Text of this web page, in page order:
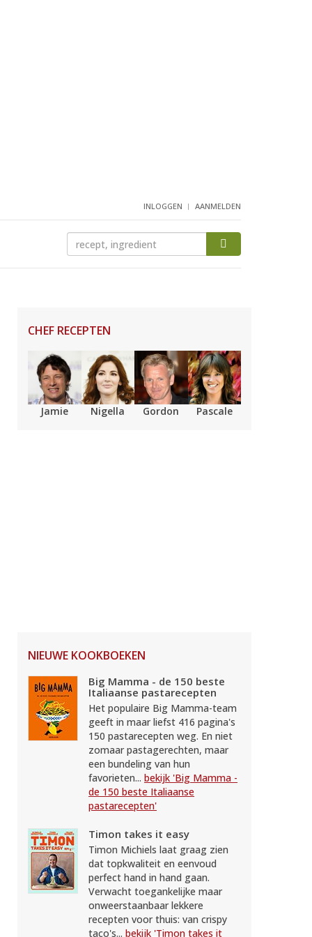
INLOGGEN AANMELDEN
CHEF RECEPTEN
Jamie Nigella Gordon Pascale
NIEUWE KOOKBOEKEN
Big Mamma - de 150 beste
Italiaanse pastarecepten
Het populaire Big Mamma-team
geeft in maar liefst 416 pagina's
150 pastarecepten weg. En niet
zomaar pastagerechten, maar
een bundeling van hun
favorieten... bekijk 'Big Mamma -
de 150 beste Italiaanse
pastarecepten'
Timon takes it easy
Timon Michiels laat graag zien
dat topkwaliteit en eenvoud
perfect hand in hand gaan.
Verwacht toegankelijke maar
onweerstaanbaar lekkere
recepten voor thuis: van crispy
taco's... bekijk 'Timon takes it